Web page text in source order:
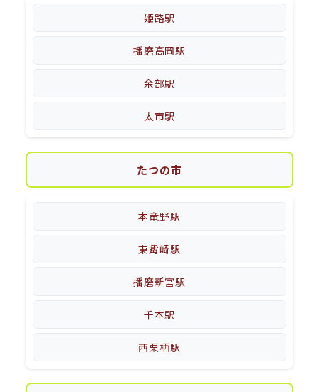
姫路駅
播磨高岡駅
余部駅
太市駅
たつの市
本竜野駅
東觜崎駅
播磨新宮駅
千本駅
西栗栖駅